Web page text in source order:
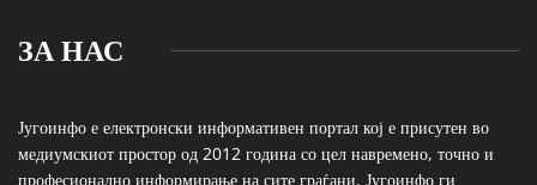
ЗА НАС
Југоинфо е електронски информативен портал кој е присутен во
медиумскиот простор од 2012 година со цел навремено, точно и
професионално информирање на сите граѓани. Југоинфо ги